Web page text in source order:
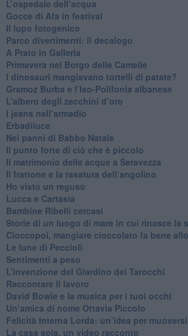
​L’ospedale dell’acqua
​Gocce di Afa in festival
​Il lupo fotogenico
​Parco divertimenti: il decalogo
​A Prato in Galleria
​Primavera nel Borgo delle Camelie
I dinosauri mangiavano tortelli di patate?
​Gramoz Burba e l’Iso-Polifonia albanese
L’albero degli zecchini d’oro
​I jeans nell’armadio
Erbadiluce
Nei panni di Babbo Natale
​Il punto forte di ciò che è piccolo
​Il matrimonio delle acque a Seravezza
​Il frattone e la rasatura dell’angolino
​Ho visto un reguso
Lucca e Cartasia
Bambine Ribelli cercasi
Storie di un luogo di mare in cui rinasce la
Cioccopoi, mangiare cioccolato fa bene
​Le lune di Peccioli
​Sentimenti a peso
​L’invenzione del Giardino dei Tarocchi
​Raccontare il lavoro
David Bowie e la musica per i tuoi occhi
Un’amica di nome Ottavia Piccolo
​Felicità Interna Lorda: un’idea per muoversi
​La casa sola, un video racconto